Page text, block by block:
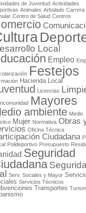
de Juventud Actividades
Animales Arbolado Carrera
Centro de Salud Centros
Local
Empleo
Festejos
Hacienda Local
Licencias
Mayores
ambiente Medio
Mujer Normativa Obras
Oficina Técnica
Ciudadana
Polideportivo Presupuesto
Seguridad
Serv. Sociales y Mayor
Servicios Técnicos
Transportes